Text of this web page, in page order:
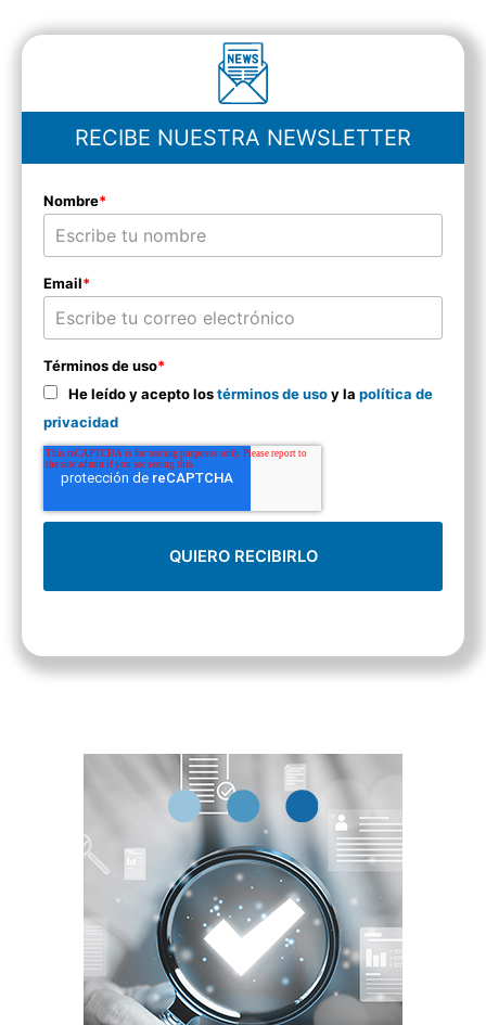
RECIBE NUESTRA NEWSLETTER
Nombre*
Email*
Términos de uso*
He leído y acepto lostérminos de usoy la política de
privacidad